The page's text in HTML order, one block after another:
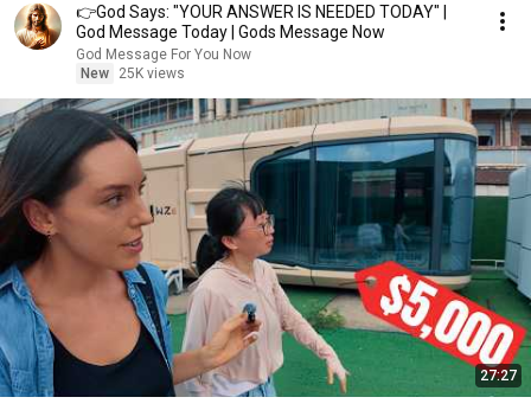
👉God Says: "YOUR ANSWER IS NEEDED TODAY" |
God Message Today | Gods Message Now
God Message For You Now
New
25K views
27:27